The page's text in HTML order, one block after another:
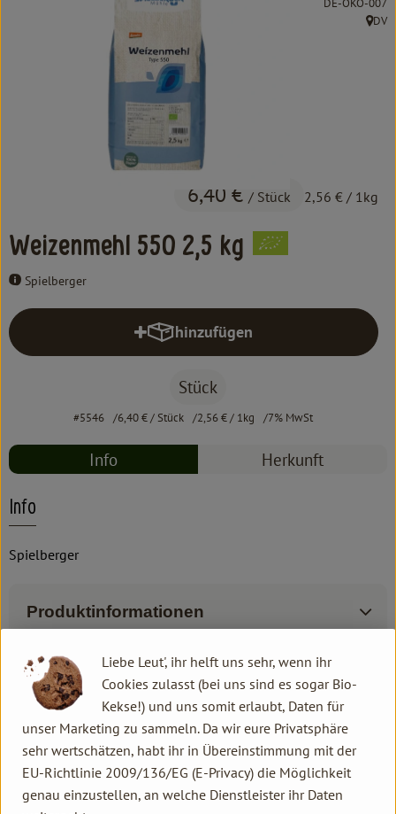
Erleben
Weizenmehl 550 2,5 kg
Spielberger
6,40 € / Stück 2,56 € / 1kg
DE-ÖKO-007
,DV
hinzufügen
Produkt zum Warenkorb
Stück
#5546 6,40 €/ Stück 2,56 €/ 1kg 7% MwSt
Info Herkunft
Info
Spielberger
Produktinformationen
Zutaten
Produktdatenblatt
Liebe Leut', ihr helft uns sehr, wenn ihr
Cookies zulasst (bei uns sind es sogar Bio-
Kekse!) und uns somit erlaubt, Daten für
unser Marketing zu sammeln. Da wir eure Privatsphäre
sehr wertschätzen, habt ihr in Übereinstimmung mit der
EU-Richtlinie 2009/136/EG (E-Privacy) die Möglichkeit
genau einzustellen, an welche Dienstleister ihr Daten